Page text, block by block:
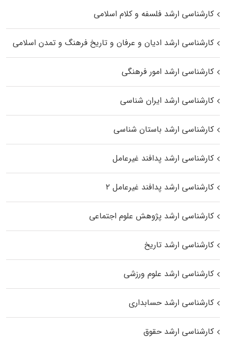
کارشناسی ارشد فلسفه و کلام اسلامی
کارشناسی ارشد ادیان و عرفان و تاریخ فرهنگ و تمدن اسلامی
کارشناسی ارشد امور فرهنگی
کارشناسی ارشد ایران شناسی
کارشناسی ارشد باستان شناسی
کارشناسی ارشد پدافند غیرعامل
کارشناسی ارشد پدافند غیرعامل ۲
کارشناسی ارشد پژوهش علوم اجتماعی
کارشناسی ارشد تاریخ
کارشناسی ارشد علوم ورزشی
کارشناسی ارشد حسابداری
کارشناسی ارشد حقوق